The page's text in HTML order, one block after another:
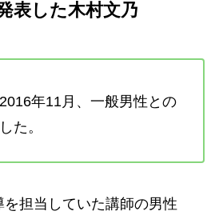
表した木村文乃
年11月、一般男性との
た。
担当していた講師の男性